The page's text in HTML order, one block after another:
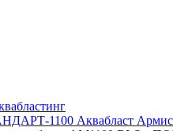
1100 Аквабласт